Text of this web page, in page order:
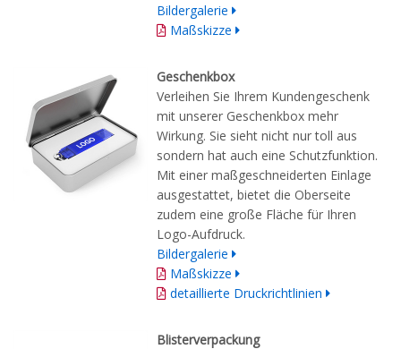
Bildergalerie
Maßskizze
Geschenkbox
Verleihen Sie Ihrem Kundengeschenk
mit unserer Geschenkbox mehr
Wirkung. Sie sieht nicht nur toll aus
sondern hat auch eine Schutzfunktion.
Mit einer maßgeschneiderten Einlage
ausgestattet, bietet die Oberseite
zudem eine große Fläche für Ihren
Logo-Aufdruck.
Bildergalerie
Maßskizze
detaillierte Druckrichtlinien
Blisterverpackung